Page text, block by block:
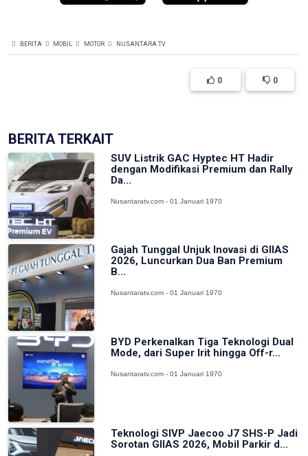
BERITA MOBIL MOTOR NUSANTARA TV
0 0
BERITA TERKAIT
SUV Listrik GAC Hyptec HT Hadir
dengan Modifikasi Premium dan Rally
Da...
Nusantaratv.com - 01 Januari 1970
Gajah Tunggal Unjuk Inovasi di GIIAS
2026, Luncurkan Dua Ban Premium
B...
Nusantaratv.com - 01 Januari 1970
BYD Perkenalkan Tiga Teknologi Dual
Mode, dari Super Irit hingga Off-r...
Nusantaratv.com - 01 Januari 1970
Teknologi SIVP Jaecoo J7 SHS-P Jadi
Sorotan GIIAS 2026, Mobil Parkir d...